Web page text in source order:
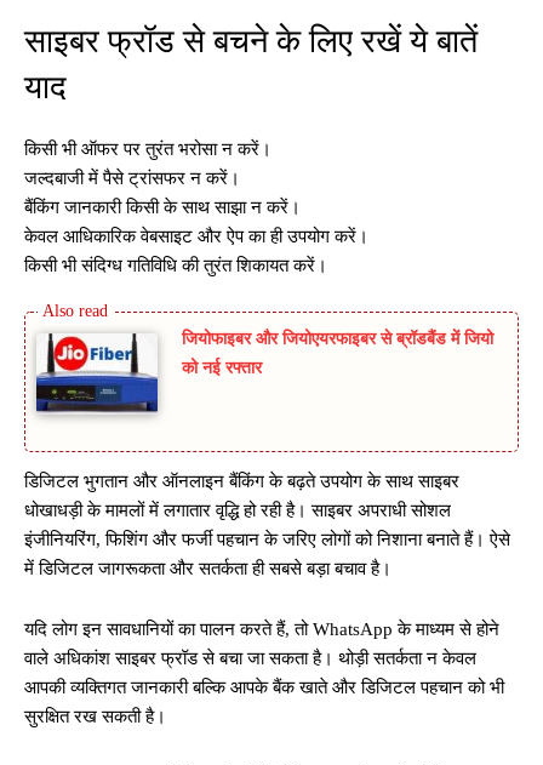
साइबर फ्रॉड से बचने के लिए रखें ये बातें
याद
किसी भी ऑफर पर तुरंत भरोसा न करें।
जल्दबाजी में पैसे ट्रांसफर न करें।
बैंकिंग जानकारी किसी के साथ साझा न करें।
केवल आधिकारिक वेबसाइट और ऐप का ही उपयोग करें।
किसी भी संदिग्ध गतिविधि की तुरंत शिकायत करें।
जियोफाइबर और जियोएयरफाइबर से ब्रॉडबैंड में जियो
को नई रफ्तार
डिजिटल भुगतान और ऑनलाइन बैंकिंग के बढ़ते उपयोग के साथ साइबर
धोखाधड़ी के मामलों में लगातार वृद्धि हो रही है। साइबर अपराधी सोशल
इंजीनियरिंग, फिशिंग और फर्जी पहचान के जरिए लोगों को निशाना बनाते हैं। ऐसे
में डिजिटल जागरूकता और सतर्कता ही सबसे बड़ा बचाव है।
यदि लोग इन सावधानियों का पालन करते हैं, तो WhatsApp के माध्यम से होने
वाले अधिकांश साइबर फ्रॉड से बचा जा सकता है। थोड़ी सतर्कता न केवल
आपकी व्यक्तिगत जानकारी बल्कि आपके बैंक खाते और डिजिटल पहचान को भी
सुरक्षित रख सकती है।